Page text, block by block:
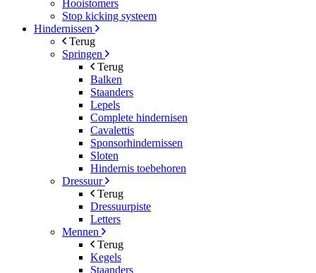
Hooistomers
Stop kicking systeem
Hindernissen
Terug
Springen
Terug
Balken
Staanders
Lepels
Complete hindernisen
Cavalettis
Sponsorhindernissen
Sloten
Hindernis toebehoren
Dressuur
Terug
Dressuurpiste
Letters
Mennen
Terug
Kegels
Staanders